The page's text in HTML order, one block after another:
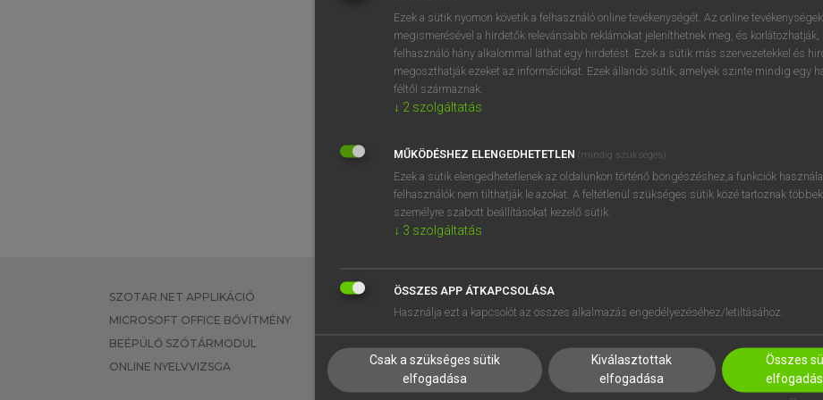
SZOTAR.NET APPLIKÁCIÓ
MICROSOFT OFFICE BŐVÍTMÉNY
BEÉPÜLŐ SZÓTÁRMODUL
ONLINE NYELVVIZSGA
EGYÉNI FELHASZNÁLÓKNAK
TANULÓKNAK
VÁLLALATI MEGOLDÁSOK
SÚGÓ
RÓLUNK
SÜTI BEÁLLÍTÁSOK
Ezek a sütik nyomon követik a felhasználó online tevékenységét. Az online tevékenységek
megismerésével a hirdetők relevánsabb reklámokat jeleníthetnek meg, és korlátozhatják,
felhasználó hány alkalommal láthat egy hirdetést. Ezek a sütik más szervezetekkel és
megoszthatják ezeket az információkat. Ezek állandó sütik, amelyek szinte mindig egy
féltől származnak.
↓ 2 szolgáltatás
MŰKÖDÉSHEZ ELENGEDHETETLEN (mindig szükséges)
Ezek a sütik elengedhetetlenek az oldalunkon történő böngészéshez,a funkciók
felhasználók nem tilthatják le azokat. A feltétlenül szükséges sütik közé tartoznak
személyre szabott beállításokat kezelő sütik.
↓ 3 szolgáltatás
ÖSSZES APP ÁTKAPCSOLÁSA
Használja ezt a kapcsolót az összes alkalmazás engedélyezéséhez/letiltásához.
Csak a szükséges sütik
elfogadása
Kiválasztottak
elfogadása
Összes